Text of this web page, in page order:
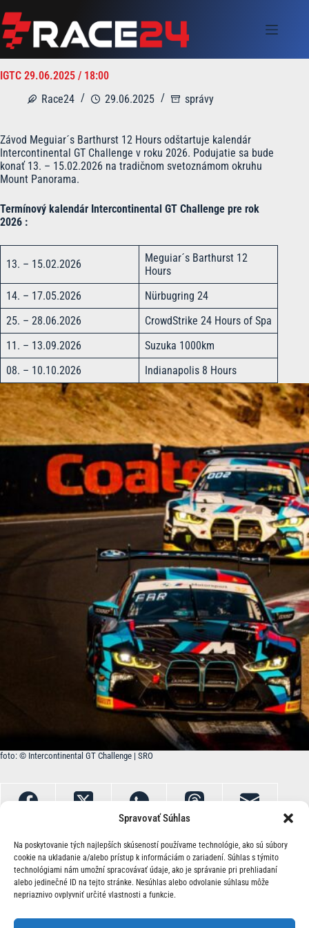
Spravovať Súhlas
Na poskytovanie tých najlepších skúseností používame technológie, ako sú súbory
cookie na ukladanie a/alebo prístup k informáciám o zariadení. Súhlas s týmito
technológiami nám umožní spracovávať údaje, ako je správanie pri prehliadaní
alebo jedinečné ID na tejto stránke. Nesúhlas alebo odvolanie súhlasu môže
nepriaznivo ovplyvniť určité vlastnosti a funkcie.
to
content
IGTC 29.06.2025 / 18:00
Race24
29.06.2025 správy
Závod Meguiar´s Barthurst 12 Hours odštartuje kalendár
Intercontinental GT Challenge v roku 2026. Podujatie sa bude
konať 13. – 15.02.2026 na tradičnom svetoznámom okruhu
Mount Panorama.
Termínový kalendár Intercontinental GT Challenge pre rok
2026 :
13. – 15.02.2026
Meguiar´s Barthurst 12
Hours
14. – 17.05.2026
Nürbugring 24
25. – 28.06.2026
CrowdStrike 24 Hours of Spa
11. – 13.09.2026
Suzuka 1000km
08. – 10.10.2026
Indianapolis 8 Hours
foto: © Intercontinental GT Challenge | SRO